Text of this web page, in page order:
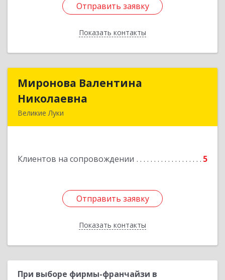
Отправить заявку
Показать контакты
Отправить заявку
Назад
Миронова Валентина
Николаевна
Великие Луки
Клиентов на сопровождении 5
Отправить заявку
Показать контакты
Миронова Валентина
Отправить заявку
Назад
При выборе фирмы-франчайзи в